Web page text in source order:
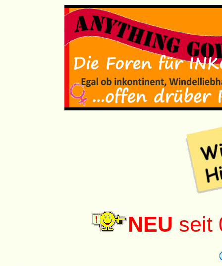
NEU seit